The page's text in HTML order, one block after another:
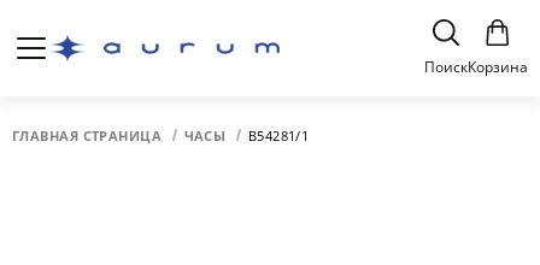
ПоискКорзина
ГЛАВНАЯ СТРАНИЦА ЧАСЫ B54281/1